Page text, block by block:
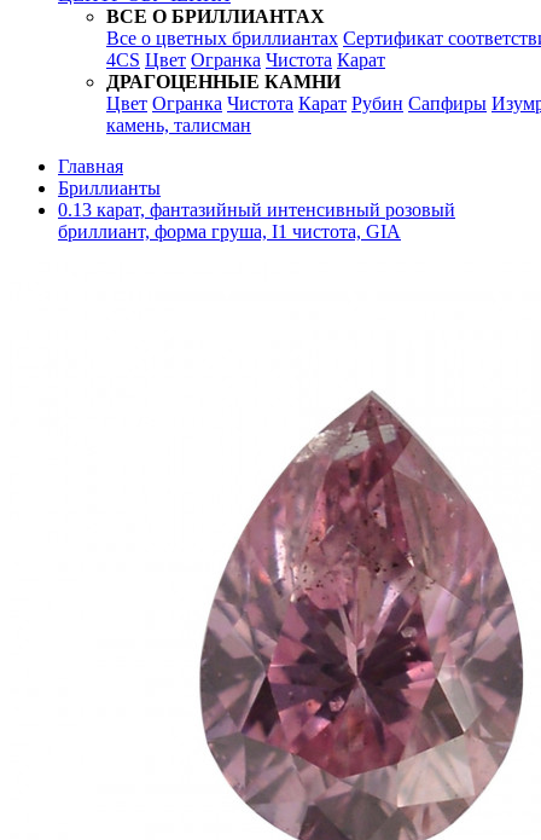
ВСЕ О БРИЛЛИАНТАХ
Все о цветных бриллиантах Сертификат
4CS Цвет Огранка Чистота Карат
ДРАГОЦЕННЫЕ КАМНИ
Цвет Огранка Чистота Карат Рубин Сапфиры
камень, талисман
Главная
Бриллианты
0.13 карат, фантазийный интенсивный розовый
бриллиант, форма груша, I1 чистота, GIA